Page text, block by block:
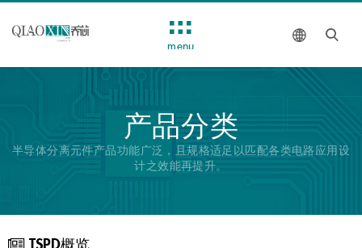
产品分类
半导体分离元件产品功能广泛，且规格适足以匹配各类电路应用设
计之效能再提升。
TSPD概览